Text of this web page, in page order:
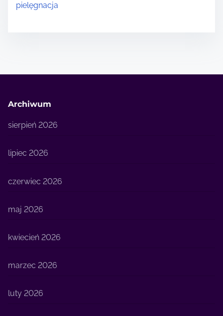
pielęgnacja
Archiwum
sierpień 2026
lipiec 2026
czerwiec 2026
maj 2026
kwiecień 2026
marzec 2026
luty 2026